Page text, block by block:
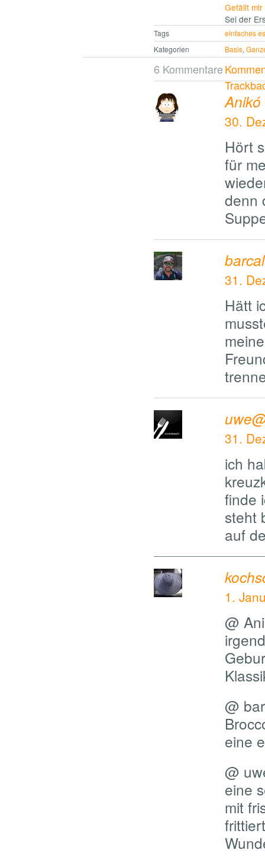
Gefällt mir
Sei der
Tags
einfaches
Kategorien
Basis,
6 Kommentare
Anikó
30.
Hört
für
denn
31.
Hätt
31.
ich
finde
steht
auf
1.
@
@
eine
@
eine
mit